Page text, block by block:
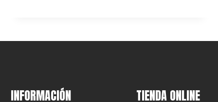
INFORMACIÓN TIENDA ONLINE